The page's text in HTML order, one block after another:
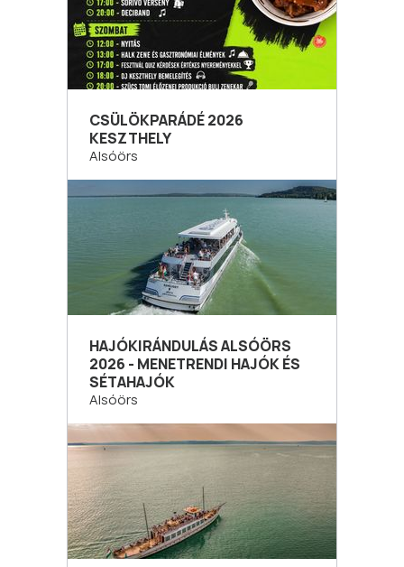
CSÜLÖKPARÁDÉ 2026
KESZTHELY
Alsóörs
HAJÓKIRÁNDULÁS ALSÓÖRS
2026 - MENETRENDI HAJÓK ÉS
SÉTAHAJÓK
Alsóörs